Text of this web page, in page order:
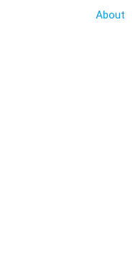
About